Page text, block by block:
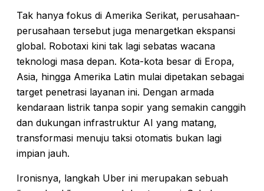
Tak hanya fokus di Amerika Serikat, perusahaan-
perusahaan tersebut juga menargetkan ekspansi
global. Robotaxi kini tak lagi sebatas wacana
teknologi masa depan. Kota-kota besar di Eropa,
Asia, hingga Amerika Latin mulai dipetakan sebagai
target penetrasi layanan ini. Dengan armada
kendaraan listrik tanpa sopir yang semakin canggih
dan dukungan infrastruktur AI yang matang,
transformasi menuju taksi otomatis bukan lagi
impian jauh.
Ironisnya, langkah Uber ini merupakan sebuah